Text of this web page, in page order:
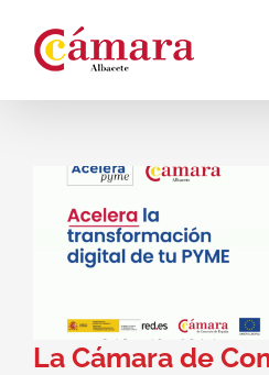
content
La Cámara de